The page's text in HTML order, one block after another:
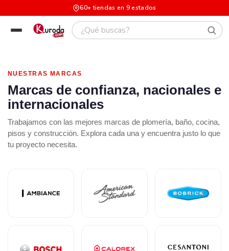
60+ tiendas en 9 estados
NUESTRAS MARCAS
Marcas de confianza, nacionales e
internacionales
Trabajamos con las mejores marcas de plomería, baño, cocina,
pisos y construcción. Explora cada una y encuentra justo lo que
tu proyecto necesita.